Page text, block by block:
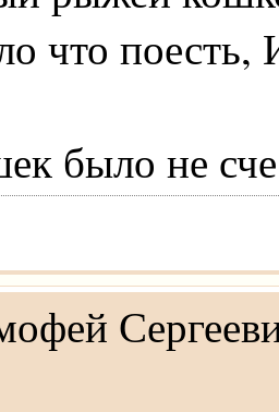
что поесть,
было не